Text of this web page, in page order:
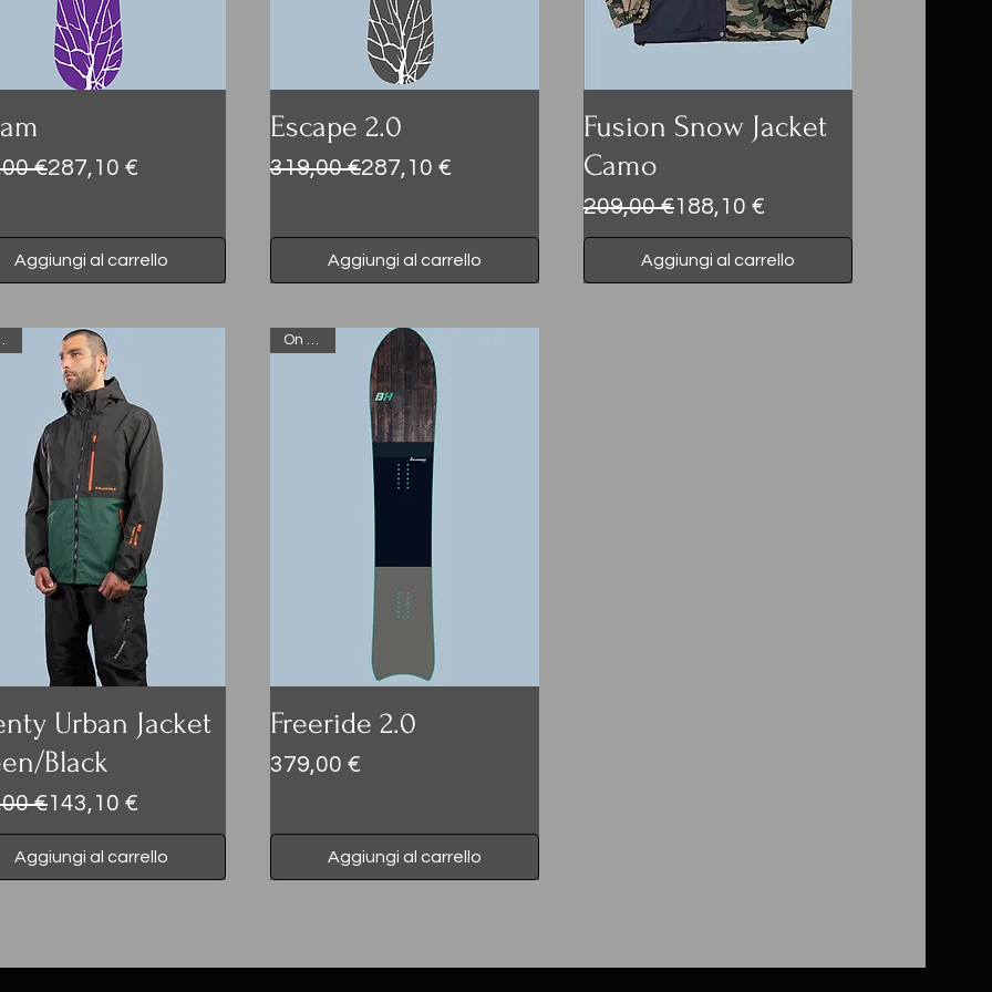
regolare
€
scontato
287,10 €
Aggiungi al carrello
Escape 2.0
Prezzo regolare
319,00 €
Prezzo scontato
287,10 €
Aggiungi al carrello
Fusion Snow Jacket
Camo
Prezzo regolare
209,00 €
Prezzo scontato
188,10 €
Aggiungi al carrello
Urban Jacket
Black
regolare
€
scontato
143,10 €
Aggiungi al carrello
On Sale
Freeride 2.0
Prezzo
379,00 €
Aggiungi al carrello